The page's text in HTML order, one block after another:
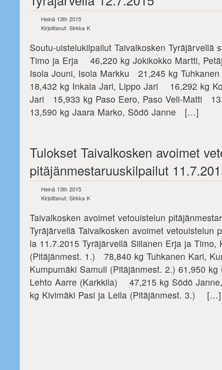
Heinä 13th 2015
Kirjoittanut: Sirkka K
Soutu-uistelukilpailut Taivalkosken Tyräjärvellä
Timo ja Erja 46,220 kg Jokikokko Martti,
Isola Jouni, Isola Markku 21,245 kg
18,432 kg Inkala Jari, Lippo Jari 16,292 kg
Jari 15,933 kg Paso Eero, Paso Veli-Matti
13,590 kg Jaara Marko, Södö Janne […]
Tulokset Taivalkosken avoimet
pitäjänmestaruuskilpailut
Heinä 13th 2015
Kirjoittanut: Sirkka K
Taivalkosken avoimet vetouistelun
Tyräjärvellä Taivalkosken avoimet vetouistelun
la 11.7.2015 Tyräjärvellä Siilanen Erja ja
(Pitäjänmest. 1.) 78,840 kg Tuhkanen Kari,
Kumpumäki Samuli (Pitäjänmest. 2.) 61,950
Lehto Aarre (Karkkila) 47,215 kg Södö
kg Kivimäki Pasi ja Leila (Pitäjänmest. 3.) […]